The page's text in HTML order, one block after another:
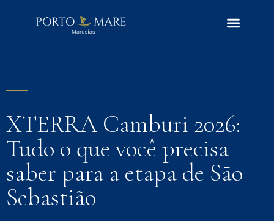
XTERRA Camburi 2026:
Tudo o que você precisa
saber para a etapa de São
Sebastião